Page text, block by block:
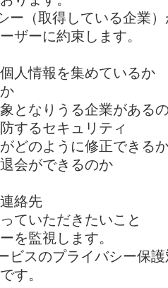
ー（取得している企業
ザーに約束します。
人情報を集めているか
となりうる企業がある
するセキュリティ
どのように修正できる
会ができるのか
絡先
ていただきたいこと
を監視します。
ビスのプライバシー保
す。